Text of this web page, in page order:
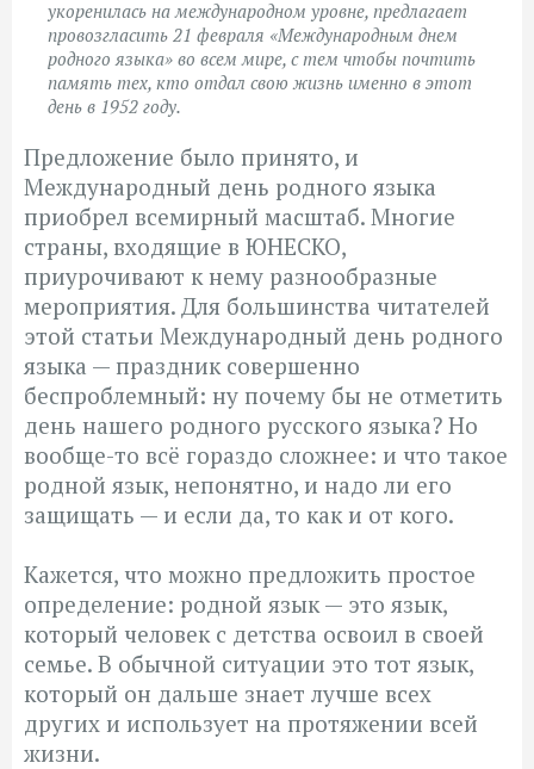
укоренилась на международном уровне, предлагает
провозгласить 21 февраля «Международным днем
родного языка» во всем мире, с тем чтобы почтить
память тех, кто отдал свою жизнь именно в этот
день в 1952 году.
Предложение было принято, и
Международный день родного языка
приобрел всемирный масштаб. Многие
страны, входящие в ЮНЕСКО,
приурочивают к нему разнообразные
мероприятия. Для большинства читателей
этой статьи Международный день родного
языка — праздник совершенно
беспроблемный: ну почему бы не отметить
день нашего родного русского языка? Но
вообще-то всё гораздо сложнее: и что такое
родной язык, непонятно, и надо ли его
защищать — и если да, то как и от кого.
Кажется, что можно предложить простое
определение: родной язык — это язык,
который человек с детства освоил в своей
семье. В обычной ситуации это тот язык,
который он дальше знает лучше всех
других и использует на протяжении всей
жизни.